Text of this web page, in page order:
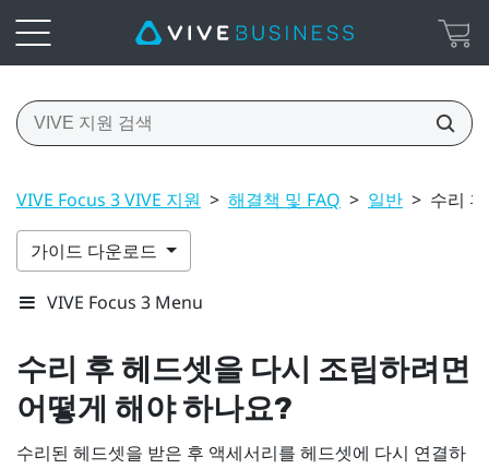
VIVE Focus 3 VIVE 지원 > 해결책 및 FAQ > 일반 > 수리
가이드 다운로드
VIVE Focus 3 Menu
수리 후 헤드셋을 다시 조립하려면
어떻게 해야 하나요?
수리된 헤드셋을 받은 후 액세서리를 헤드셋에 다시 연결하